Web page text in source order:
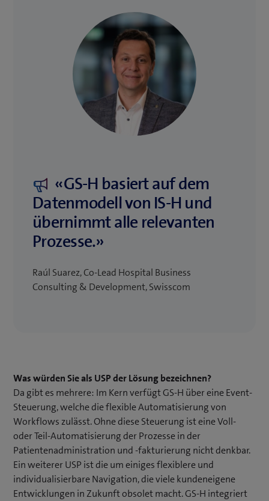
«GS-H basiert auf dem
Datenmodell von IS-H und
übernimmt alle relevanten
Prozesse.»
Raúl Suarez, Co-Lead Hospital Business
Consulting & Development, Swisscom
Was würden Sie als USP der Lösung bezeichnen?
Da gibt es mehrere: Im Kern verfügt GS-H über eine Event-
Steuerung, welche die flexible Automatisierung von
Workflows zulässt. Ohne diese Steuerung ist eine Voll-
oder Teil-Automatisierung der Prozesse in der
Patientenadministration und -fakturierung nicht denkbar.
Ein weiterer USP ist die um einiges flexiblere und
individualisierbare Navigation, die viele kundeneigene
Entwicklungen in Zukunft obsolet macht. GS-H integriert